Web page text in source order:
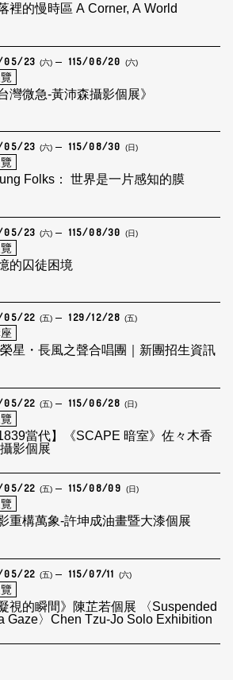
裡的慢時區 A Corner, A World
05/23 (六) 115/06/20 (六)
台灣微急-黃沛森攝影個展》
05/23 (六) 115/08/30 (日)
Folks： 世界是一片感知的膜
05/23 (六) 115/08/30 (日)
的囚徒困境
05/22 (五) 129/12/28 (五)
榮星・長風之聲合唱團｜新團招生資訊
05/22 (五) 115/06/28 (日)
1839當代】《SCAPE 暗室》佐々木香
影個展
05/22 (五) 115/08/09 (日)
重構萬象-許坤成油畫暨大漆個展
05/22 (五) 115/07/11 (六)
凝視的瞬間》陳芷若個展 〈Suspended
in a Gaze〉Chen Tzu-Jo Solo Exhibition